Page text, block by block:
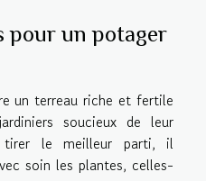
pour un potager
un terreau riche et fertile
soucieux de leur
tirer le meilleur parti, il
soin les plantes, celles-